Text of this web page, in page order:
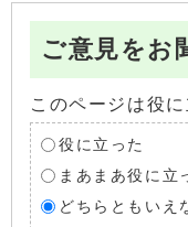
ご意見をお
このページは役
役に立った
まあまあ役に立
どちらともいえ